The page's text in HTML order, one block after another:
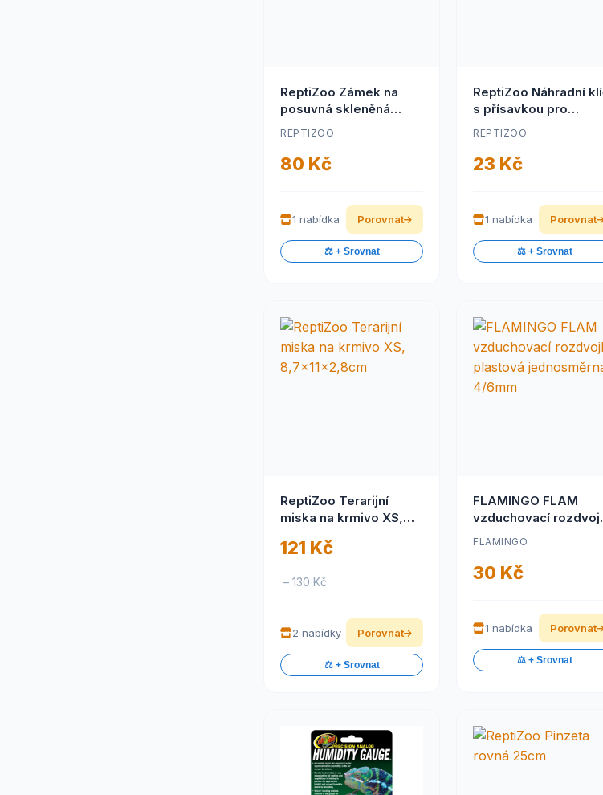
ReptiZoo Zámek na
posuvná skleněná
dvířka
REPTIZOO
80 Kč
1 nabídka Porovnat
⚖️ + Srovnat
ReptiZoo Náhradní
s přísavkou pro
zabudovaný zámek
REPTIZOO
23 Kč
1 nabídka Porovnat
⚖️ + Srovnat
ReptiZoo Terarijní
miska na krmivo XS,
121 Kč
– 130 Kč
2 nabídky Porovnat
⚖️ + Srovnat
FLAMINGO FLAM
vzduchovací
plastová jednosměrná
FLAMINGO
30 Kč
1 nabídka Porovnat
⚖️ + Srovnat